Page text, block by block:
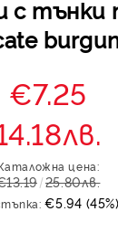
с тънки
€7.25
цена:
25.80лв.
€5.94 (45%)